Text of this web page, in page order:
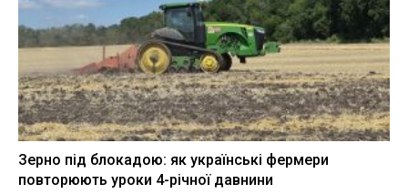
Зерно під блокадою: як українські фермери
повторюють уроки 4-річної давнини